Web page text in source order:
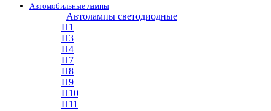
Автомобильные лампы
Автолампы светодиодные
H1
H3
H4
H7
H8
H9
H10
H11